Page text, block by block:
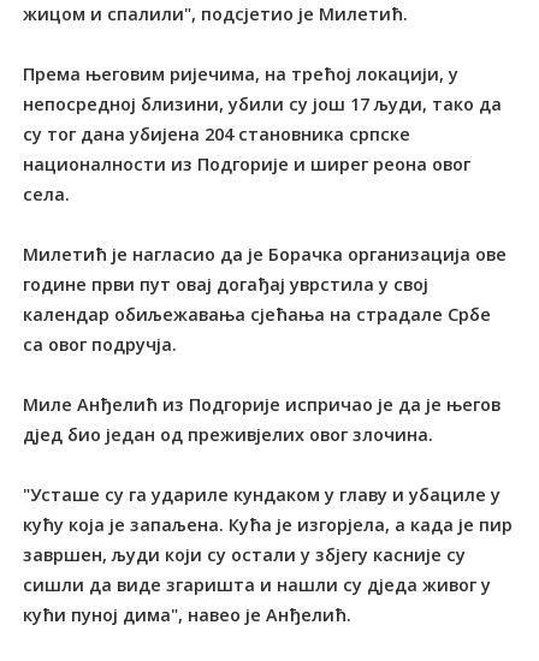
жицом и спалили", подсјетио је Милетић.
Према његовим ријечима, на трећој локацији, у
непосредној близини, убили су још 17 људи, тако да
су тог дана убијена 204 становника српске
националности из Подгорије и ширег реона овог
села.
Милетић је нагласио да је Борачка организација ове
године први пут овај догађај уврстила у свој
календар обиљежавања сјећања на страдале Србе
са овог подручја.
Миле Анђелић из Подгорије испричао је да је његов
дјед био један од преживјелих овог злочина.
"Усташе су га удариле кундаком у главу и убациле у
кућу која је запаљена. Кућа је изгорјела, а када је пир
завршен, људи који су остали у збјегу касније су
сишли да виде згаришта и нашли су дједа живог у
кући пуној дима", навео је Анђелић.